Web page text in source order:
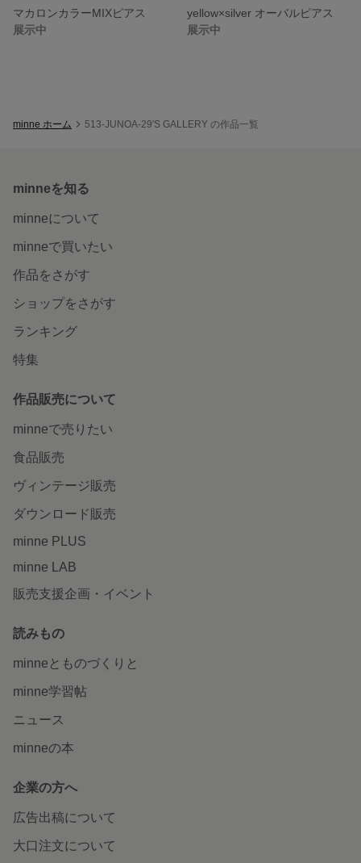
マカロンカラーMIXピアス
展示中
yellow×silver オーバルピアス
展示中
minne ホーム 513-JUNOA-29'S GALLERY の作品一覧
minneを知る
minneについて
minneで買いたい
作品をさがす
ショップをさがす
ランキング
特集
作品販売について
minneで売りたい
食品販売
ヴィンテージ販売
ダウンロード販売
minne PLUS
minne LAB
販売支援企画・イベント
読みもの
minneとものづくりと
minne学習帖
ニュース
minneの本
企業の方へ
広告出稿について
大口注文について